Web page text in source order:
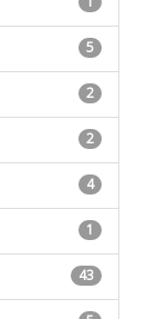
5
2
2
4
1
43